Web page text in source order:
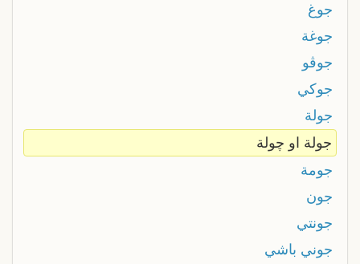
جوغ
جوغة
جوڤو
جوكي
جولة
جولة او چولة
جومة
جون
جونتي
جوني باشي